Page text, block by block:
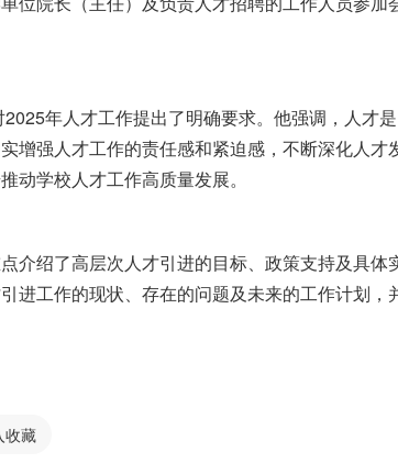
年人才工作提出了明确要求。他强调，人才是
增强人才工作的责任感和紧迫感，不断深化人才
动学校人才工作高质量发展。
介绍了高层次人才引进的目标、政策支持及具体
进工作的现状、存在的问题及未来的工作计划，
收藏